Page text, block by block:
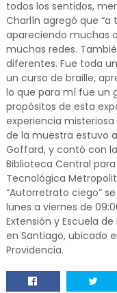
todos los sentidos,
Charlín agregó que
apareciendo muchas
muchas redes.
diferentes. Fue toda
un curso de braille,
lo que para mí fue un
propósitos de esta
experiencia misteriosa
de la muestra estuvo
Goffard, y contó con
Biblioteca Central para
Tecnológica
“Autorretrato ciego”
lunes a viernes de
Extensión y Escuela
en Santiago, ubicado
Providencia.